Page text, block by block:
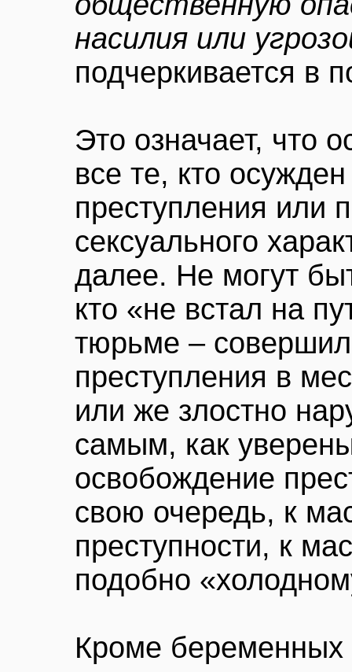
насилия или
подчеркивается в
Это означает, что
все те, кто
преступления или
сексуального
далее. Не могут
кто «не встал на
тюрьме –
преступления в
или же злостно
самым, как
освобождение
свою очередь, к
преступности, к
подобно
Кроме беременных